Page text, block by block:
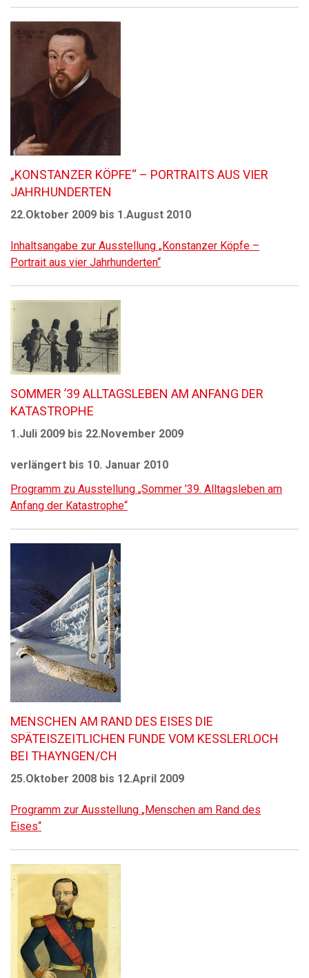
„KONSTANZER KÖPFE“ – PORTRAITS AUS VIER
JAHRHUNDERTEN
22.Oktober 2009 bis 1.August 2010
Inhaltsangabe zur Ausstellung „Konstanzer Köpfe –
Portrait aus vier Jahrhunderten“
SOMMER ’39 ALLTAGSLEBEN AM ANFANG DER
KATASTROPHE
1.Juli 2009 bis 22.November 2009
verlängert bis 10. Januar 2010
Programm zu Ausstellung „Sommer ’39. Alltagsleben am
Anfang der Katastrophe“
MENSCHEN AM RAND DES EISES DIE
SPÄTEISZEITLICHEN FUNDE VOM KESSLERLOCH
BEI THAYNGEN/CH
25.Oktober 2008 bis 12.April 2009
Programm zur Ausstellung „Menschen am Rand des
Eises“